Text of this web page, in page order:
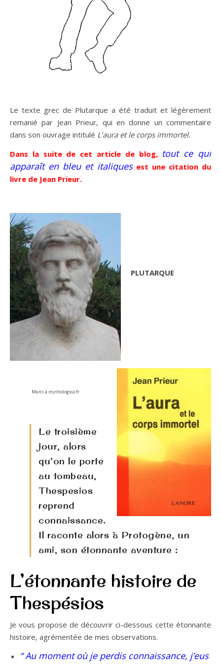
Le texte grec de Plutarque a été traduit et légèrement
remanié par Jean Prieur, qui en donne un commentaire
dans son ouvrage intitulé L’aura et le corps immortel.
Dans la suite de cet article de blog, tout ce qui
apparaît en bleu et italiques est une citation du
livre de Jean Prieur.
PLUTARQUE
Merci à mythologica.fr
Le troisième
jour, alors
qu’on le porte
au tombeau,
Thespesios
reprend
connaissance.
Il raconte alors à Protogène, un
ami, son étonnante aventure :
L’étonnante histoire de
Thespésios
Je vous propose de découvrir ci-dessous cette étonnante
histoire, agrémentée de mes observations.
“ Au moment où je perdis connaissance, j’eus